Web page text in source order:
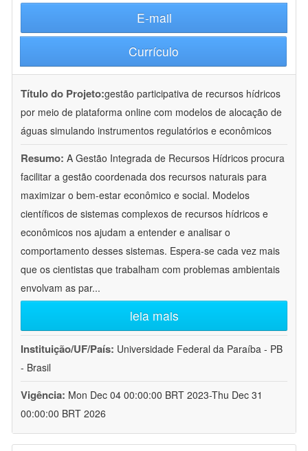
E-mail
Currículo
Título do Projeto:gestão participativa de recursos hídricos
por meio de plataforma online com modelos de alocação de
águas simulando instrumentos regulatórios e econômicos
Resumo: A Gestão Integrada de Recursos Hídricos procura
facilitar a gestão coordenada dos recursos naturais para
maximizar o bem-estar econômico e social. Modelos
científicos de sistemas complexos de recursos hídricos e
econômicos nos ajudam a entender e analisar o
comportamento desses sistemas. Espera-se cada vez mais
que os cientistas que trabalham com problemas ambientais
envolvam as par...
leia mais
Instituição/UF/País: Universidade Federal da Paraíba - PB
- Brasil
Vigência: Mon Dec 04 00:00:00 BRT 2023-Thu Dec 31
00:00:00 BRT 2026